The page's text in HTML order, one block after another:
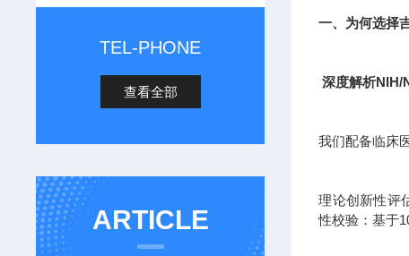
TEL-PHONE
查看全部
ARTICLE
一、为何选择
深度解析NIH/
我们配备临床
理论创新性评
性校验：基于